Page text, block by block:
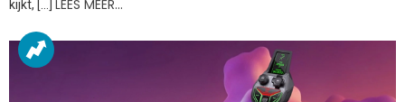
kijkt, […] LEES MEER…